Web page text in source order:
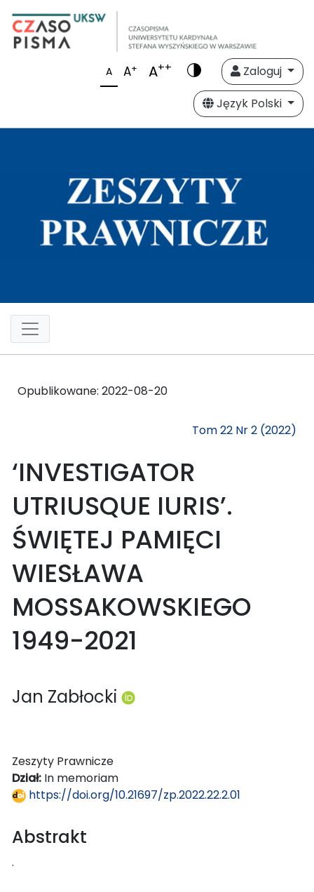
A A+ A++
Zaloguj
Język Polski
Opublikowane: 2022-08-20
Tom 22 Nr 2 (2022)
‘INVESTIGATOR
UTRIUSQUE IURIS’.
ŚWIĘTEJ PAMIĘCI
WIESŁAWA
MOSSAKOWSKIEGO
1949-2021
Jan Zabłocki
Zeszyty Prawnicze
Dział: In memoriam
https://doi.org/10.21697/zp.2022.22.2.01
Abstrakt
.